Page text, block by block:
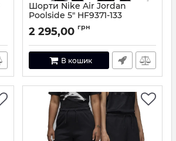
Шорти Nike Air Jordan
Poolside 5" HF9371-133
Артикул: HF9371-133-S
2 295,00 грн
В кошик